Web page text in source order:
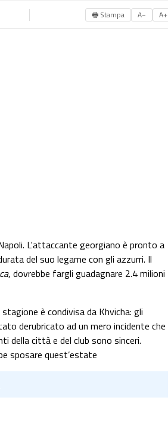
🖶 Stampa A− A+
L'attaccante georgiano è pronto a
del suo legame con gli azzurri. Il
, dovrebbe fargli guadagnare 2.4 milioni
è condivisa da Khvicha: gli
derubricato ad un mero incidente che
della città e del club sono sinceri.
sposare quest’estate